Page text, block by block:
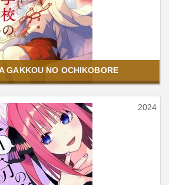
GAKKOU NO OCHIKOBORE
2024